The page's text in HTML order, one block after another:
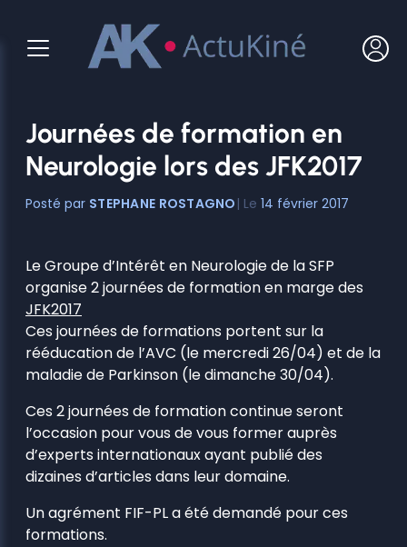
contenu
Journées de formation en
Neurologie lors des JFK2017
STEPHANE ROSTAGNO 14 février 2017
Le Groupe d’Intérêt en Neurologie de la SFP
organise 2 journées de formation en marge des
JFK2017
Ces journées de formations portent sur la
rééducation de l’AVC (le mercredi 26/04) et de la
maladie de Parkinson (le dimanche 30/04).
Ces 2 journées de formation continue seront
l’occasion pour vous de vous former auprès
d’experts internationaux ayant publié des
dizaines d’articles dans leur domaine.
Un agrément FIF-PL a été demandé pour ces
formations.